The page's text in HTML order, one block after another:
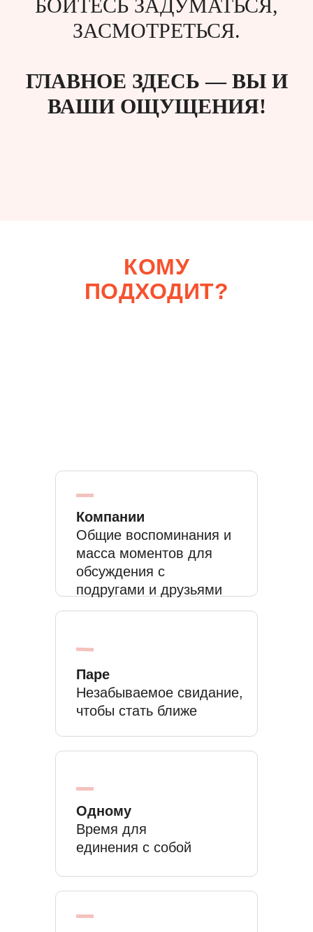
БОЙТЕСЬ ЗАДУМАТЬСЯ,
ЗАСМОТРЕТЬСЯ.
ГЛАВНОЕ ЗДЕСЬ — ВЫ И
ВАШИ ОЩУЩЕНИЯ!
Паре
Незабываемое свидание,
чтобы стать ближе
Одному
Время для
единения с собой
Компании
Общие воспоминания и
масса моментов для
обсуждения с
подругами и друзьями
КОМУ
ПОДХОДИТ?